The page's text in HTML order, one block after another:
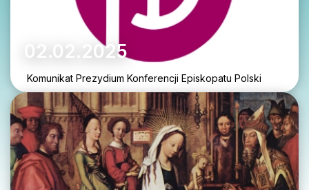
02.02.2025
Komunikat Prezydium Konferencji Episkopatu Polski